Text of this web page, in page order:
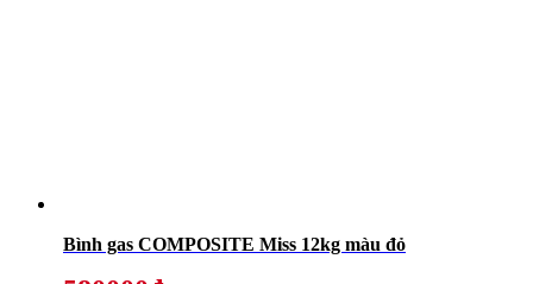
Bình gas COMPOSITE Miss 12kg màu đỏ